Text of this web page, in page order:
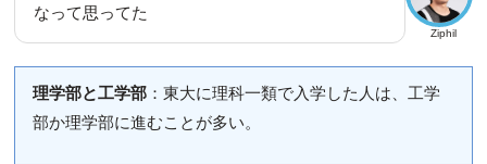
Ziphil
なって思ってた
理学部と工学部：東大に理科一類で入学した人は、工学
部か理学部に進むことが多い。